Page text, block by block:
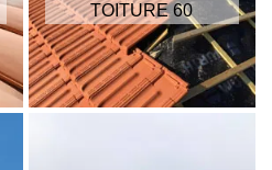
TOITURE 60